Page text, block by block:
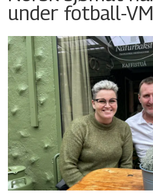
under fotball-VM